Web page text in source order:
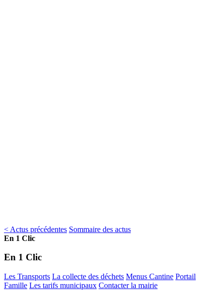
< Actus précédentes Sommaire des actus
En 1 Clic
En 1 Clic
Les Transports La collecte des déchets Menus Cantine Portail
Famille Les tarifs municipaux Contacter la mairie